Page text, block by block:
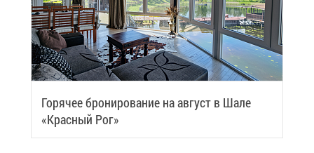
Го­ря­чее бро­ни­ро­ва­ние на ав­густ в Ша­ле
«Крас­ный Рог»